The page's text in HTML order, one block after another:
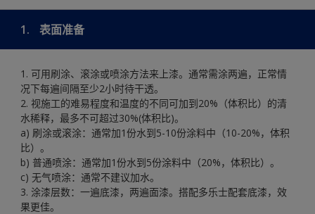
1. 表面准备
1. 可用刷涂、滚涂或喷涂方法来上漆。通常需涂两遍，正常情
况下每遍间隔至少2小时待干透。
2. 视施工的难易程度和温度的不同可加到20%（体积比）的清
水稀释，最多不可超过30%(体积比)。
a) 刷涂或滚涂：通常加1份水到5-10份涂料中（10-20%，体积
比）。
b) 普通喷涂：通常加1份水到5份涂料中（20%，体积比）。
c) 无气喷涂：通常不建议加水。
3. 涂漆层数：一遍底漆，两遍面漆。搭配多乐士配套底漆，效
果更佳。